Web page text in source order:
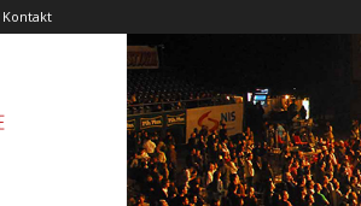
Kontakt